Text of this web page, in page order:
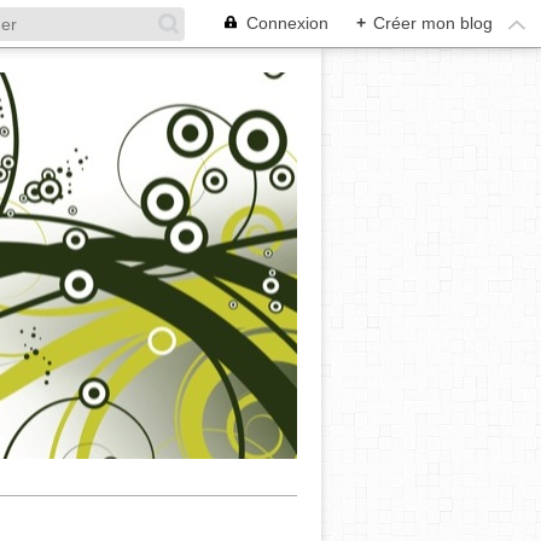
Connexion + Créer mon blog